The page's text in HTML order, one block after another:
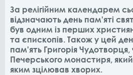
За релігійним календарем
відзначають день пам'яті
був одним із перших
та єпископів. Також у цей
пам'ять Григорія
Печерського монастиря,
яким зцілював хворих.